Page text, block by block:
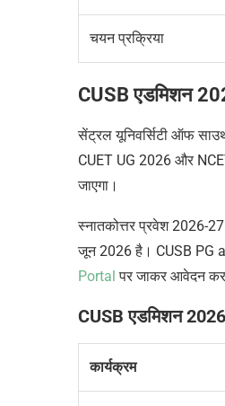
चयन प्रक्रिया
CUSB एडमिशन
सेंट्रल यूनिवर्सिटी ऑफ
CUET UG 2026 और
जाएगा।
स्नातकोत्तर प्रवेश 2026-
जून 2026 है। CUSB PG
Portal पर जाकर आवेदन
CUSB एडमिशन
कार्यक्रम